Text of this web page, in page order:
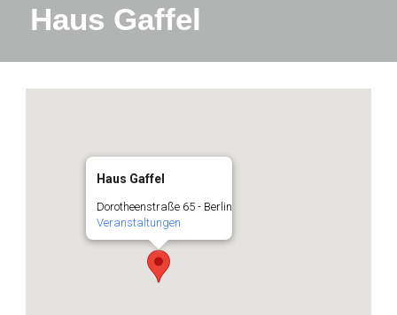
Haus Gaffel
Haus Gaffel
Dorotheenstraße 65 - Berlin
Veranstaltungen